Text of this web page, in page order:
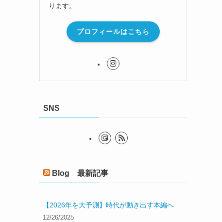
ります。
プロフィールはこちら
SNS
Blog 最新記事
【2026年を大予測】時代が動き出す本編へ
12/26/2025